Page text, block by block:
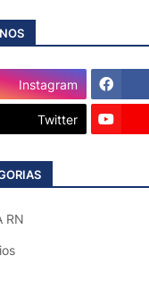
Instagram
Twitter
RN